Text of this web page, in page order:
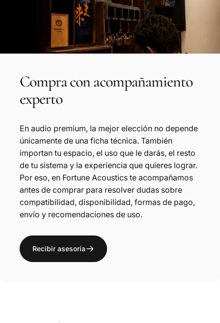
Compraconacompañamiento
experto
En audio premium, la mejor elección no depende
únicamente de una ficha técnica. También
importan tu espacio, el uso que le darás, el resto
de tu sistema y la experiencia que quieres lograr.
Por eso, en Fortune Acoustics te acompañamos
antes de comprar para resolver dudas sobre
compatibilidad, disponibilidad, formas de pago,
envío y recomendaciones de uso.
Recibir asesoría